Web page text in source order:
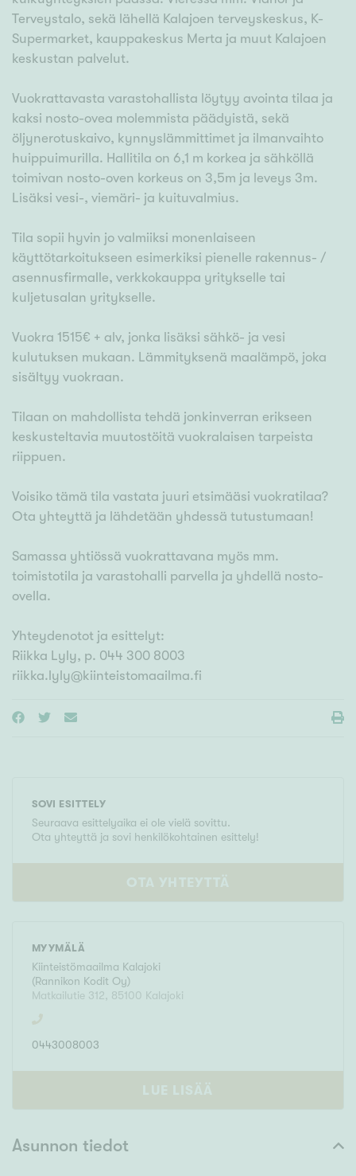
Terveystalo, sekä lähellä Kalajoen terveyskeskus, K-
Supermarket, kauppakeskus Merta ja muut Kalajoen
keskustan palvelut.
Vuokrattavasta varastohallista löytyy avointa tilaa ja
kaksi nosto-ovea molemmista päädyistä, sekä
öljynerotuskaivo, kynnyslämmittimet ja ilmanvaihto
huippuimurilla. Hallitila on 6,1 m korkea ja sähköllä
toimivan nosto-oven korkeus on 3,5m ja leveys 3m.
Lisäksi vesi-, viemäri- ja kuituvalmius.
Tila sopii hyvin jo valmiiksi monenlaiseen
käyttötarkoitukseen esimerkiksi pienelle rakennus- /
asennusfirmalle, verkkokauppa yritykselle tai
kuljetusalan yritykselle.
Vuokra 1515€ + alv, jonka lisäksi sähkö- ja vesi
kulutuksen mukaan. Lämmityksenä maalämpö, joka
sisältyy vuokraan.
Tilaan on mahdollista tehdä jonkinverran erikseen
keskusteltavia muutostöitä vuokralaisen tarpeista
riippuen.
Voisiko tämä tila vastata juuri etsimääsi vuokratilaa?
Ota yhteyttä ja lähdetään yhdessä tutustumaan!
Samassa yhtiössä vuokrattavana myös mm.
toimistotila ja varastohalli parvella ja yhdellä nosto-
ovella.
Yhteydenotot ja esittelyt:
Riikka Lyly, p. 044 300 8003
riikka.lyly@kiinteistomaailma.fi
SOVI ESITTELY
Seuraava esittelyaika ei ole vielä sovittu.
Ota yhteyttä ja sovi henkilökohtainen esittely!
OTA YHTEYTTÄ
MYYMÄLÄ
Kiinteistömaailma Kalajoki
(Rannikon Kodit Oy)
Matkailutie 312, 85100 Kalajoki
0443008003
LUE LISÄÄ
Asunnon tiedot